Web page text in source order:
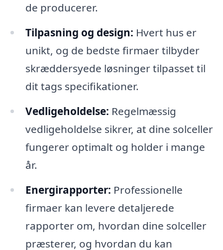
de producerer.
Tilpasning og design: Hvert hus er
unikt, og de bedste firmaer tilbyder
skræddersyede løsninger tilpasset til
dit tags specifikationer.
Vedligeholdelse: Regelmæssig
vedligeholdelse sikrer, at dine solceller
fungerer optimalt og holder i mange
år.
Energirapporter: Professionelle
firmaer kan levere detaljerede
rapporter om, hvordan dine solceller
præsterer, og hvordan du kan